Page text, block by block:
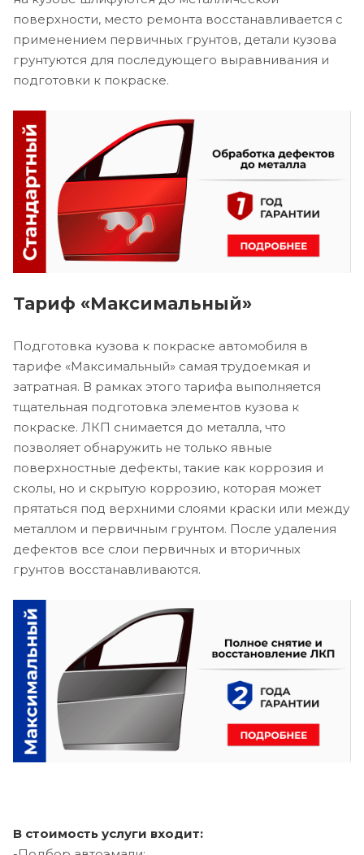
поверхности, место ремонта восстанавливается с
применением первичных грунтов, детали кузова
грунтуются для последующего выравнивания и
подготовки к покраске.
Тариф «Максимальный»
Подготовка кузова к покраске автомобиля в
тарифе «Максимальный» самая трудоемкая и
затратная. В рамках этого тарифа выполняется
тщательная подготовка элементов кузова к
покраске. ЛКП снимается до металла, что
позволяет обнаружить не только явные
поверхностные дефекты, такие как коррозия и
сколы, но и скрытую коррозию, которая может
прятаться под верхними слоями краски или между
металлом и первичным грунтом. После удаления
дефектов все слои первичных и вторичных
грунтов восстанавливаются.
В стоимость услуги входит: